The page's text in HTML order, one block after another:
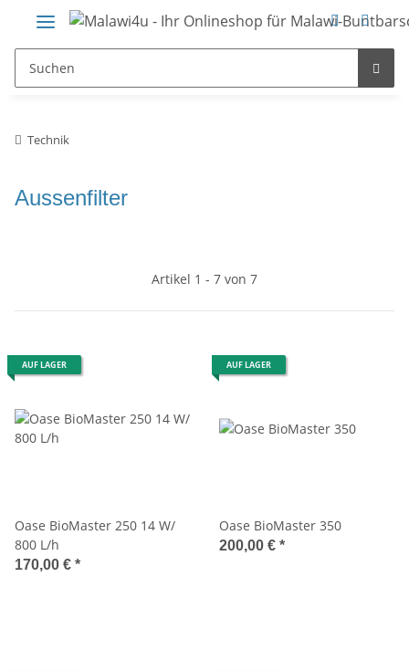
Technik
Aussenfilter
Artikel 1 - 7 von 7
AUF LAGER
Oase BioMaster 250 14 W/
800 L/h
170,00 € *
AUF LAGER
Oase BioMaster 350
200,00 € *